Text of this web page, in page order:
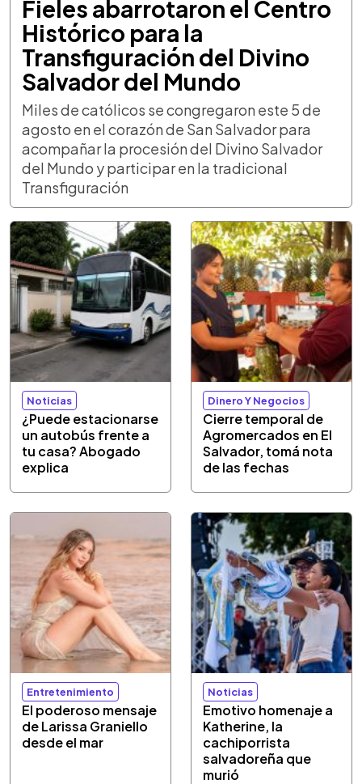
Fieles abarrotaron el Centro
Histórico para la
Transfiguración del Divino
Salvador del Mundo
Miles de católicos se congregaron este 5 de
agosto en el corazón de San Salvador para
acompañar la procesión del Divino Salvador
del Mundo y participar en la tradicional
Transfiguración
Noticias
¿Puede estacionarse
un autobús frente a
tu casa? Abogado
explica
Dinero Y Negocios
Cierre temporal de
Agromercados en El
Salvador, tomá nota
de las fechas
Entretenimiento
El poderoso mensaje
de Larissa Graniello
desde el mar
Noticias
Emotivo homenaje a
Katherine, la
cachiporrista
salvadoreña que
murió